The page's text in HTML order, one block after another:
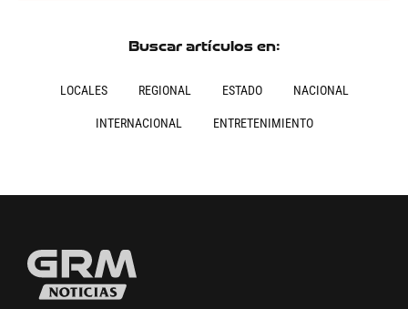
Buscar artículos en:
LOCALES REGIONAL ESTADO NACIONAL
INTERNACIONAL ENTRETENIMIENTO